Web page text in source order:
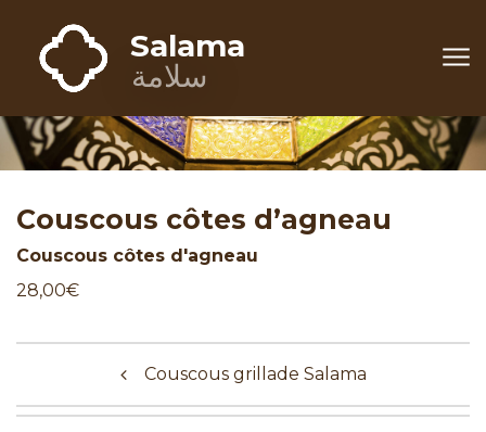
Salama
Salama
سلامة
Couscous côtes d’agneau
Couscous côtes d'agneau
28,00€
Navigation de l’article
Couscous grillade Salama